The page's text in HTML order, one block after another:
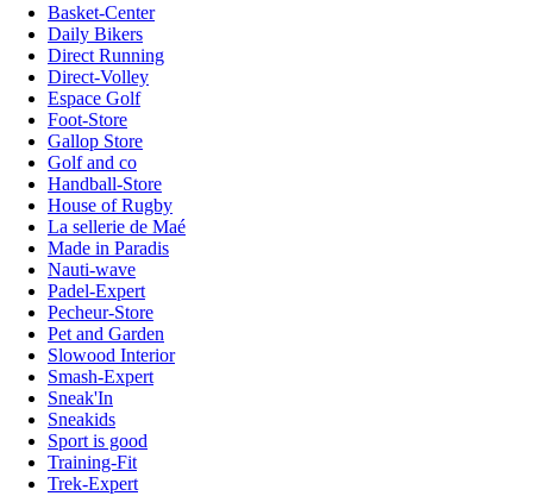
Basket-Center
Daily Bikers
Direct Running
Direct-Volley
Espace Golf
Foot-Store
Gallop Store
Golf and co
Handball-Store
House of Rugby
La sellerie de Maé
Made in Paradis
Nauti-wave
Padel-Expert
Pecheur-Store
Pet and Garden
Slowood Interior
Smash-Expert
Sneak'In
Sneakids
Sport is good
Training-Fit
Trek-Expert